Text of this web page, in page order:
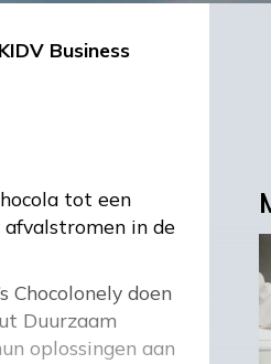
Business
tot een
afvalstromen in de
Chocolonely doen
Duurzaam
oplossingen aan